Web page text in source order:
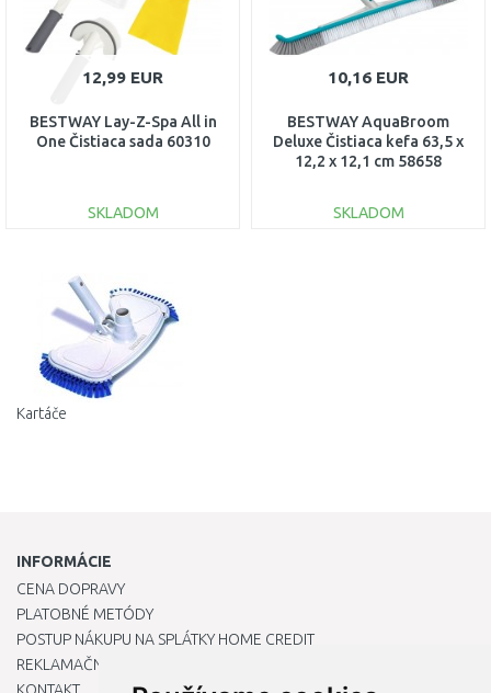
12,99 EUR
BESTWAY Lay-Z-Spa All in
One Čistiaca sada 60310
SKLADOM
Porovnať
10,16 EUR
BESTWAY AquaBroom
Deluxe Čistiaca kefa 63,5 x
12,2 x 12,1 cm 58658
SKLADOM
Kartáče
INFORMÁCIE
CENA DOPRAVY
PLATOBNÉ METÓDY
POSTUP NÁKUPU NA SPLÁTKY HOME CREDIT
REKLAMAČNÝ PORIADOK